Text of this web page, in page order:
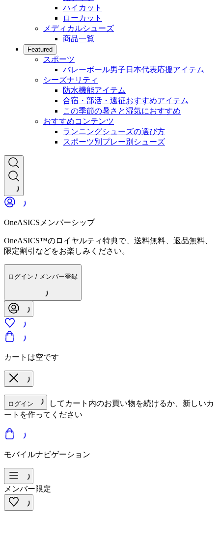
ハイカット
ローカット
メディカルシューズ
商品一覧
Featured
スポーツ
バレーボール男子日本代表応援アイテム
シーズナリティ
防水機能アイテム
合宿・部活・遠征おすすめアイテム
この季節の暑さと湿気におすすめ
おすすめコンテンツ
ランニングシューズの選び方
スポーツ別プレー別シューズ
OneASICSメンバーシップ
OneASICS™のロイヤルティ特典で、送料無料、返品無料、
限定割引などをお楽しみください。
ログイン / メンバー登録
カートは空です
ログイン
してカート内のお買い物を続けるか、新しいカ
ートを作ってください
モバイルナビゲーション
メンバー限定